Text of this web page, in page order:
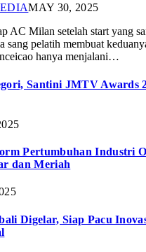
MAY 30, 2025
AC Milan setelah start yang
sang pelatih membuat
hanya menjalani…
Santini JMTV Awards
Pertumbuhan Industri
dan Meriah
Digelar, Siap Pacu